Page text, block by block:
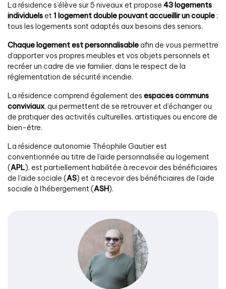
La résidence s’élève sur 5 niveaux et propose 43 logements
individuels et 1 logement double pouvant accueillir un couple ;
tous les logements sont adaptés aux besoins des seniors.
Chaque logement est personnalisable afin de vous permettre
d’apporter vos propres meubles et vos objets personnels et
recréer un cadre de vie familier, dans le respect de la
réglementation de sécurité incendie.
La résidence comprend également des espaces communs
conviviaux, qui permettent de se retrouver et d’échanger ou
de pratiquer des activités culturelles, artistiques ou encore de
bien-être.
La résidence autonomie Théophile Gautier est
conventionnée au titre de l’aide personnalisée au logement
(APL), est partiellement habilitée à recevoir des bénéficiaires
de l’aide sociale (AS) et à recevoir des bénéficiaires de l’aide
sociale à l’hébergement (ASH).